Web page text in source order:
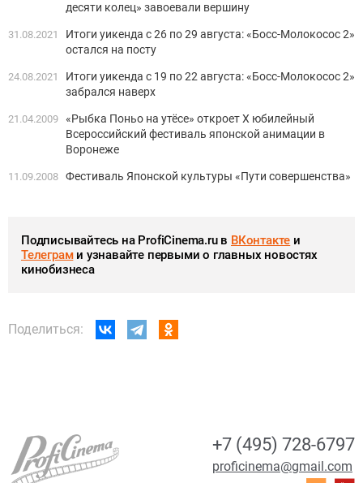
десяти колец» завоевали вершину
31.08.2021
Итоги уикенда с 26 по 29 августа: «Босс-Молокосос 2»
остался на посту
24.08.2021
Итоги уикенда с 19 по 22 августа: «Босс-Молокосос 2»
забрался наверх
21.04.2009 «Рыбка Поньо на утёсе» откроет X юбилейный
Всероссийский фестиваль японской анимации в
Воронеже
11.09.2008 Фестиваль Японской культуры «Пути совершенства»
Подписывайтесь на ProfiCinema.ru в ВКонтакте и
Телеграми узнавайте первыми о главных новостях
кинобизнеса
Поделиться:
+7 (495) 728-6797
proficinema@gmail.com